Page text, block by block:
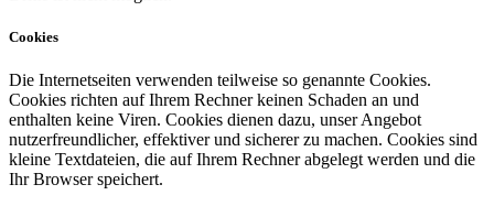
Cookies
Die Internetseiten verwenden teilweise so genannte Cookies.
Cookies richten auf Ihrem Rechner keinen Schaden an und
enthalten keine Viren. Cookies dienen dazu, unser Angebot
nutzerfreundlicher, effektiver und sicherer zu machen. Cookies sind
kleine Textdateien, die auf Ihrem Rechner abgelegt werden und die
Ihr Browser speichert.